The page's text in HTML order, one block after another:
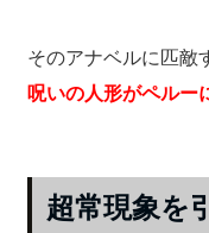
そのアナベルに匹敵
呪いの人形がペルー
超常現象を